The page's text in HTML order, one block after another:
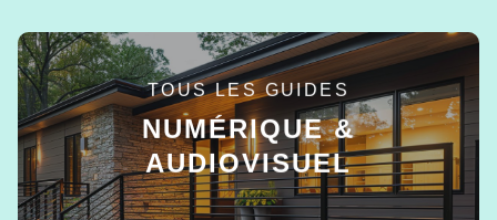
TOUS LES GUIDES
NUMÉRIQUE &
AUDIOVISUEL
EN SAVOIR +